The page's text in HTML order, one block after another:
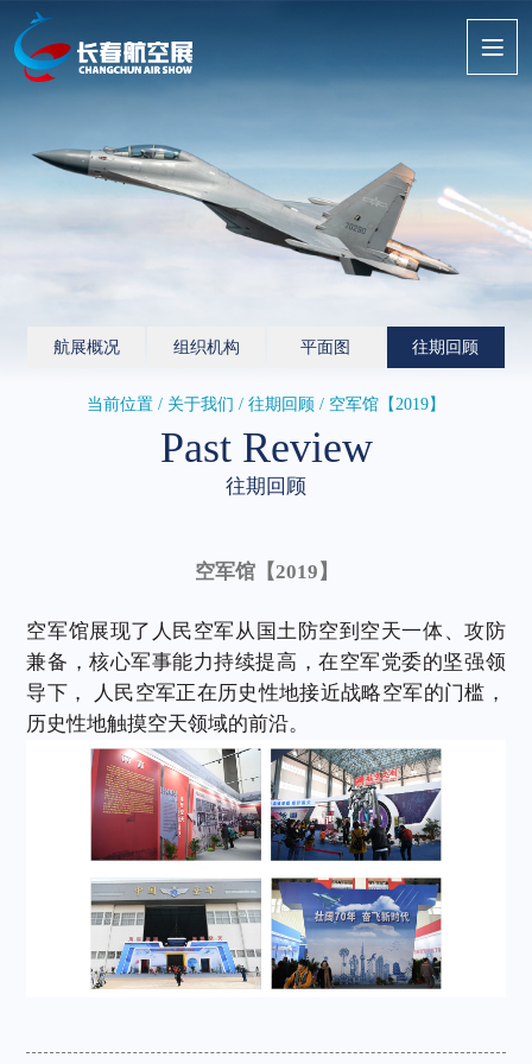
航展概况 组织机构 平面图 往期回顾
当前位置 / 关于我们 / 往期回顾 / 空军馆【2019】
Past Review
往期回顾
空军馆【2019】
空军馆展现了人民空军从国土防空到空天一体、攻防
兼备，核心军事能力持续提高，在空军党委的坚强领
导下，
人民空军正在历史性地接近战略空军的门槛，
历史性地触摸空天领域的前沿。